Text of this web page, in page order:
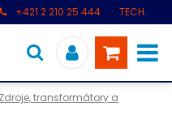
+421 2 210 25 444
TECH.
Zdroje, transformátory a